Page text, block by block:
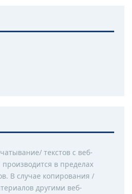
текстов с веб-
в пределах
В случае копирования /
другими веб-